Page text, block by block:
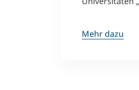
Mehr dazu